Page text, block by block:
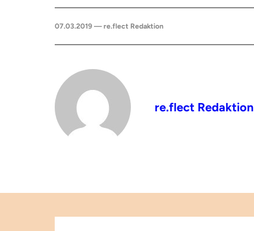
07.03.2019 — re.flect Redaktion
re.flect Redaktion